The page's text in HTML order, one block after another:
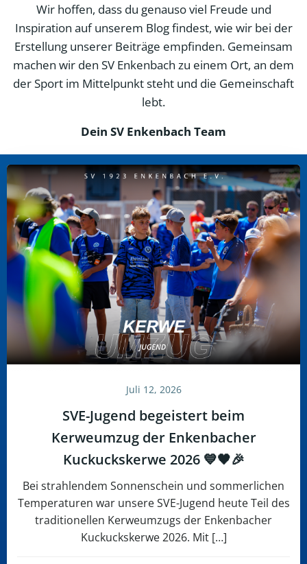
Wir hoffen, dass du genauso viel Freude und
Inspiration auf unserem Blog findest, wie wir bei der
Erstellung unserer Beiträge empfinden. Gemeinsam
machen wir den SV Enkenbach zu einem Ort, an dem
der Sport im Mittelpunkt steht und die Gemeinschaft
lebt.
Dein SV Enkenbach Team
Juli 12, 2026
SVE-Jugend begeistert beim
Kerweumzug der Enkenbacher
Kuckuckskerwe 2026 💙🖤🎉
Bei strahlendem Sonnenschein und sommerlichen
Temperaturen war unsere SVE-Jugend heute Teil des
traditionellen Kerweumzugs der Enkenbacher
Kuckuckskerwe 2026. Mit […]